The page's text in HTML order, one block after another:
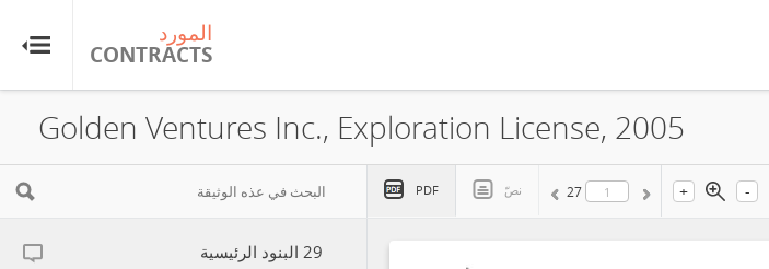
المورد
CONTRACTS
Golden Ventures Inc., Exploration License, 2005
نصّ PDF 27 -
+
29 البنود الرئيسية